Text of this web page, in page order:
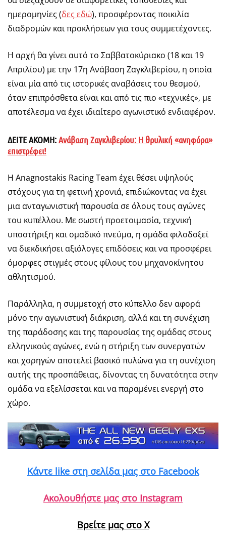
ημερομηνίες (δες εδώ), προσφέροντας ποικιλία
διαδρομών και προκλήσεων για τους συμμετέχοντες.
Η αρχή θα γίνει αυτό το Σαββατοκύριακο (18 και 19
Απριλίου) με την 17η Ανάβαση Ζαγκλιβερίου, η οποία
είναι μία από τις ιστορικές αναβάσεις του θεσμού,
όταν επιπρόσθετα είναι και από τις πιο «τεχνικές», με
αποτέλεσμα να έχει ιδιαίτερο αγωνιστικό ενδιαφέρον.
ΔΕΙΤΕ ΑΚΟΜΗ:Ανάβαση Ζαγκλιβερίου: Η θρυλική «ανηφόρα»
επιστρέφει!
Η Anagnostakis Racing Team έχει θέσει υψηλούς
στόχους για τη φετινή χρονιά, επιδιώκοντας να έχει
μια ανταγωνιστική παρουσία σε όλους τους αγώνες
του κυπέλλου. Με σωστή προετοιμασία, τεχνική
υποστήριξη και ομαδικό πνεύμα, η ομάδα φιλοδοξεί
να διεκδικήσει αξιόλογες επιδόσεις και να προσφέρει
όμορφες στιγμές στους φίλους του μηχανοκίνητου
αθλητισμού.
Παράλληλα, η συμμετοχή στο κύπελλο δεν αφορά
μόνο την αγωνιστική διάκριση, αλλά και τη συνέχιση
της παράδοσης και της παρουσίας της ομάδας στους
ελληνικούς αγώνες, ενώ η στήριξη των συνεργατών
και χορηγών αποτελεί βασικό πυλώνα για τη συνέχιση
αυτής της προσπάθειας, δίνοντας τη δυνατότητα στην
ομάδα να εξελίσσεται και να παραμένει ενεργή στο
χώρο.
Κάντε like στη σελίδα μας στο Facebook
Ακολουθήστε μας στο Instagram
Βρείτε μας στο X